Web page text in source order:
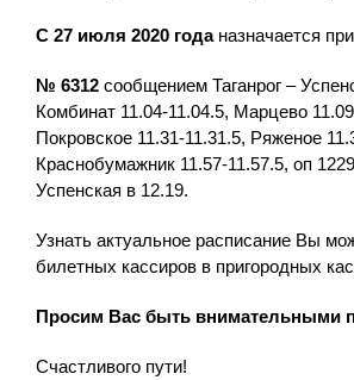
С 27 июля 2020 годаназначается
№ 6312 сообщением Таганрог –
Комбинат 11.04-11.04.5, Марцево
Покровское 11.31-11.31.5, Ряженое
Краснобумажник 11.57-11.57.5, оп
Успенская в 12.19.
Узнать актуальное расписание Вы
билетных кассиров в пригородных
Просим Вас быть внимательными
Счастливого пути!